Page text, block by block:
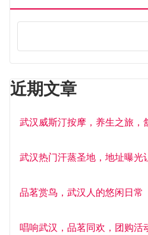
近期文章
武汉威斯汀按摩，养生之旅，
武汉热门汗蒸圣地，地址曝光
品茗赏鸟，武汉人的悠闲日常
唱响武汉，品茗同欢，团购活